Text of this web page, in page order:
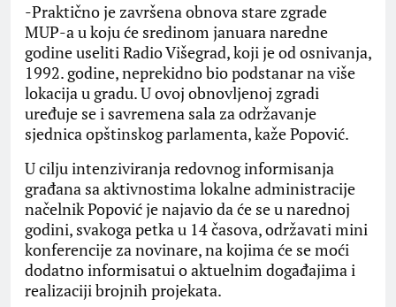
-Praktično je završena obnova stare zgrade
MUP-a u koju će sredinom januara naredne
godine useliti Radio Višegrad, koji je od osnivanja,
1992. godine, neprekidno bio podstanar na više
lokacija u gradu. U ovoj obnovljenoj zgradi
uređuje se i savremena sala za održavanje
sjednica opštinskog parlamenta, kaže Popović.
U cilju intenziviranja redovnog informisanja
građana sa aktivnostima lokalne administracije
načelnik Popović je najavio da će se u narednoj
godini, svakoga petka u 14 časova, održavati mini
konferencije za novinare, na kojima će se moći
dodatno informisatui o aktuelnim događajima i
realizaciji brojnih projekata.